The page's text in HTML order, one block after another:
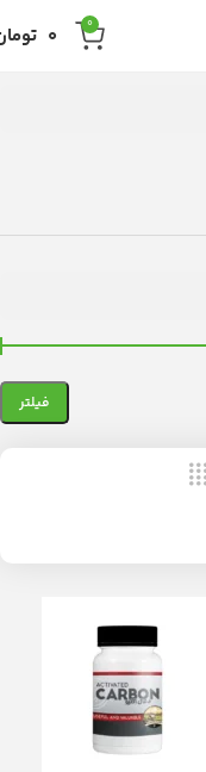
0
0
فیلتر